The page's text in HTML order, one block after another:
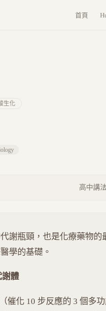
首頁
生化
高中講法
謝瓶頸，也是化療藥物
學的基礎。
謝體
催化 10 步反應的 3 個多